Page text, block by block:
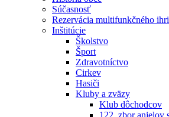
Súčasnosť
Rezervácia multifunkčného
Inštitúcie
Školstvo
Šport
Zdravotníctvo
Cirkev
Hasiči
Kluby a zväzy
Klub dôchodcov
122. zbor anjelov